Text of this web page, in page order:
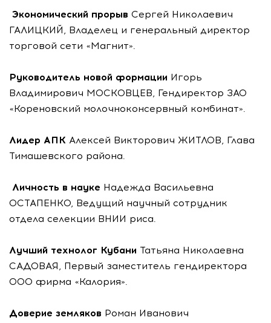
Экономический прорыв Сергей Николаевич
ГАЛИЦКИЙ, Владелец и генеральный директор
торговой сети «Магнит».
Руководитель новой формации Игорь
Владимирович МОСКОВЦЕВ, Гендиректор ЗАО
«Кореновский молочноконсервный комбинат».
Лидер АПК Алексей Викторович ЖИТЛОВ, Глава
Тимашевского района.
Личность в науке Надежда Васильевна
ОСТАПЕНКО, Ведущий научный сотрудник
отдела селекции ВНИИ риса.
Лучший технолог Кубани Татьяна Николаевна
САДОВАЯ, Первый заместитель гендиректора
ООО фирма «Калория».
Доверие земляков Роман Иванович